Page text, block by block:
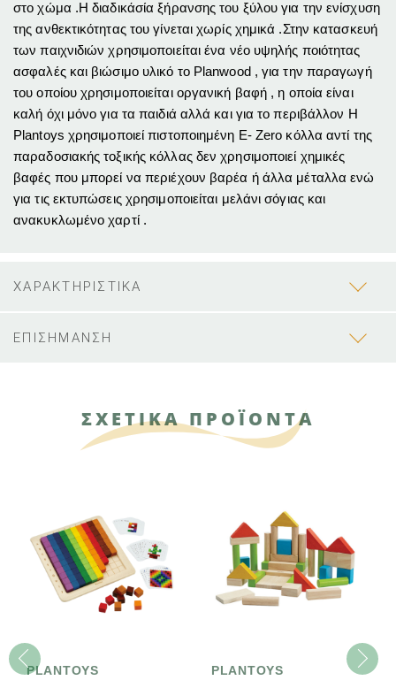
στο χώμα .Η διαδικάσία ξήρανσης του ξύλου για την ενίσχυση
της ανθεκτικότητας του γίνεται χωρίς χημικά .Στην κατασκευή
των παιχνιδιών χρησιμοποιείται ένα νέο υψηλής ποιότητας
ασφαλές και βιώσιμο υλικό το Planwood , για την παραγωγή
του οποίου χρησιμοποιείται οργανική βαφή , η οποία είναι
καλή όχι μόνο για τα παιδιά αλλά και για το περιβάλλον H
Plantoys χρησιμοποιεί πιστοποιημένη Ε- Ζero κόλλα αντί της
παραδοσιακής τοξικής κόλλας δεν χρησιμοποιεί χημικές
βαφές που μπορεί να περιέχουν βαρέα ή άλλα μέταλλα ενώ
για τις εκτυπώσεις χρησιμοποιείται μελάνι σόγιας και
ανακυκλωμένο χαρτί .
ΧΑΡΑΚΤΗΡΙΣΤΙΚΑ
ΕΠΙΣΗΜΑΝΣΗ
ΣΧΕΤΙΚΑ ΠΡΟΪΟΝΤΑ
PLANTOYS PLANTOYS